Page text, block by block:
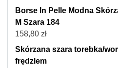
Borse In Pelle Modna
M Szara 184
158,80 zł
Skórzana szara torebka/
frędzlem